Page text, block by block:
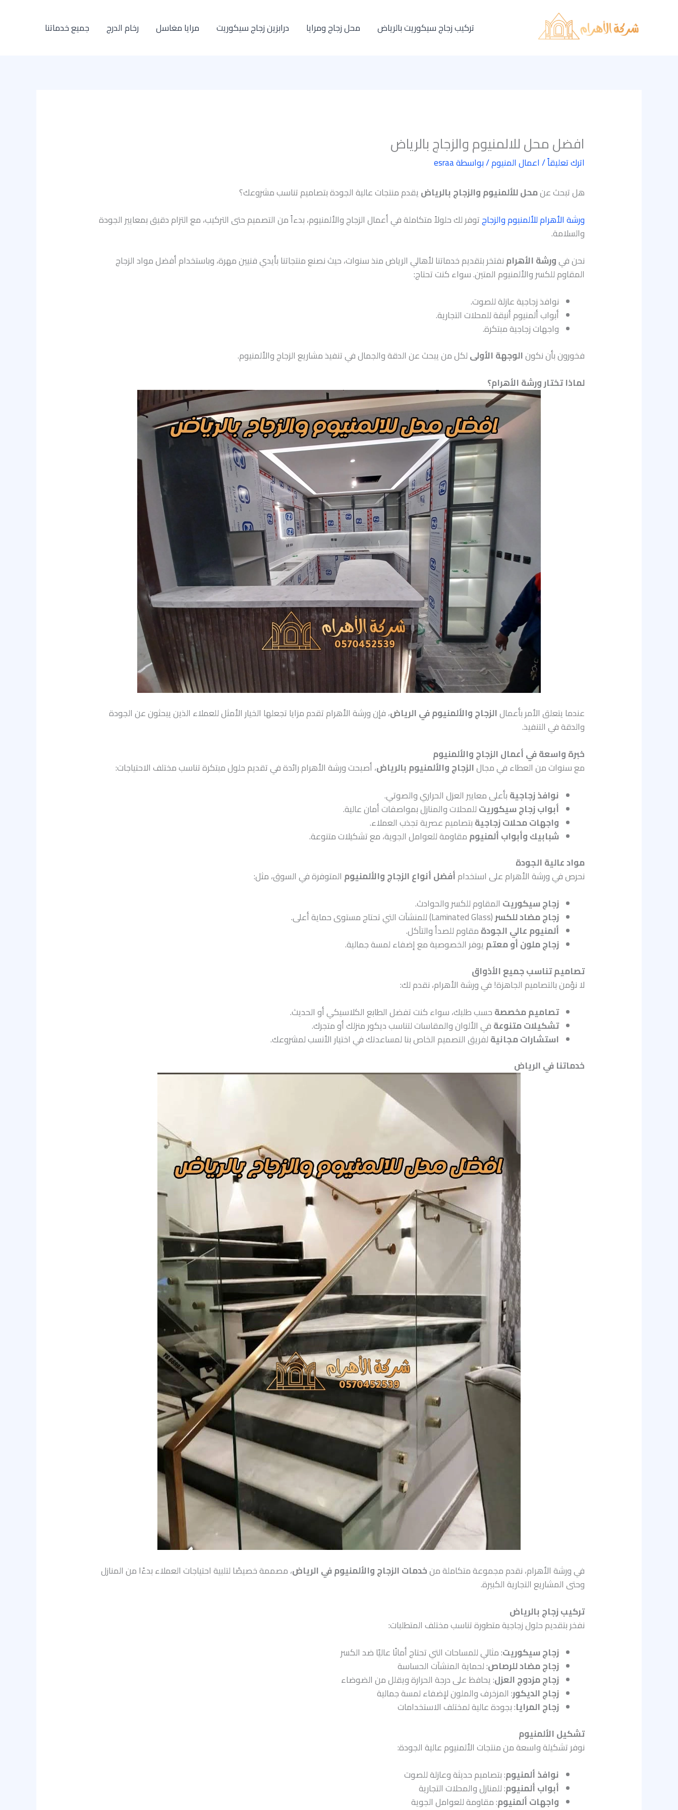
تركيب زجاج سيكوريت بالرياض محل زجاج ومرايا درابزين زجاج سيكوريت مرايا مغاسل رخام الدرج جميع خدماتنا
افضل محل للالمنيوم والزجاج بالرياض
اترك تعليقاً/اعمال المنيوم/ بواسطةesraa
هل تبحث عنمحل للألمنيوم والزجاج بالرياضيقدم منتجات عالية الجودة بتصاميم تناسب مشروعك؟
ورشة الأهرام للألمنيوم والزجاجتوفر لك حلولاً متكاملة في أعمال الزجاج والألمنيوم، بدءاً من التصميم حتى التركيب، مع التزام دقيق بمعايير الجودة
والسلامة.
نحن فيورشة الأهرامنفتخر بتقديم خدماتنا لأهالي الرياض منذ سنوات، حيث نصنع منتجاتنا بأيدي فنيين مهرة، وباستخدام أفضل مواد الزجاج
المقاوم للكسر والألمنيوم المتين. سواء كنت تحتاج:
نوافذ زجاجية عازلة للصوت.
أبواب ألمنيوم أنيقة للمحلات التجارية.
واجهات زجاجية مبتكرة.
فخورون بأن نكونالوجهة الأولىلكل من يبحث عن الدقة والجمال في تنفيذ مشاريع الزجاج والألمنيوم.
لماذا تختار ورشة الأهرام؟
عندما يتعلق الأمر بأعمالالزجاج والألمنيوم في الرياض، فإن ورشة الأهرام تقدم مزايا تجعلها الخيار الأمثل للعملاء الذين يبحثون عن الجودة
والدقة في التنفيذ.
خبرة واسعة في أعمال الزجاج والألمنيوم
مع سنوات من العطاء في مجالالزجاج والألمنيوم بالرياض، أصبحت ورشة الأهرام رائدة في تقديم حلول مبتكرة تناسب مختلف الاحتياجات:
نوافذ زجاجيةبأعلى معايير العزل الحراري والصوتي.
أبواب زجاج سيكوريتللمحلات والمنازل بمواصفات أمان عالية.
واجهات محلات زجاجيةبتصاميم عصرية تجذب العملاء.
شبابيك وأبواب ألمنيوممقاومة للعوامل الجوية، مع تشكيلات متنوعة.
مواد عالية الجودة
نحرص في ورشة الأهرام على استخدامأفضل أنواع الزجاج والألمنيوم المتوفرة في السوق، مثل:
زجاج سيكوريت المقاوم للكسر والحوادث.
زجاج مضاد للكسر(Laminated Glass) للمنشآت التي تحتاج مستوى حماية أعلى.
ألمنيوم عالي الجودةمقاوم للصدأ والتآكل.
زجاج ملون أو معتميوفر الخصوصية مع إضفاء لمسة جمالية.
تصاميم تناسب جميع الأذواق
لا نؤمن بالتصاميم الجاهزة! في ورشة الأهرام، نقدم لك:
تصاميم مخصصةحسب طلبك، سواء كنت تفضل الطابع الكلاسيكي أو الحديث.
تشكيلات متنوعةفي الألوان والمقاسات لتناسب ديكور منزلك أو متجرك.
استشارات مجانيةلفريق التصميم الخاص بنا لمساعدتك في اختيار الأنسب لمشروعك.
خدماتنا في الرياض
في ورشة الأهرام، نقدم مجموعة متكاملة منخدمات الزجاج والألمنيوم في الرياض، مصممة خصيصًا لتلبية احتياجات العملاء بدءًا من المنازل
وحتى المشاريع التجارية الكبيرة.
تركيب زجاج بالرياض
نفخر بتقديم حلول زجاجية متطورة تناسب مختلف المتطلبات:
زجاج سيكوريت: مثالي للمساحات التي تحتاج أمانًا عاليًا ضد الكسر
زجاج مضاد للرصاص: لحماية المنشآت الحساسة
زجاج مزدوج العزل: يحافظ على درجة الحرارة ويقلل من الضوضاء
زجاج الديكور: المزخرف والملون لإضفاء لمسة جمالية
زجاج المرايا: بجودة عالية لمختلف الاستخدامات
تشكيل الألمنيوم
نوفر تشكيلة واسعة من منتجات الألمنيوم عالية الجودة:
نوافذ ألمنيوم: بتصاميم حديثة وعازلة للصوت
أبواب ألمنيوم: للمنازل والمحلات التجارية
واجهات ألمنيوم: مقاومة للعوامل الجوية